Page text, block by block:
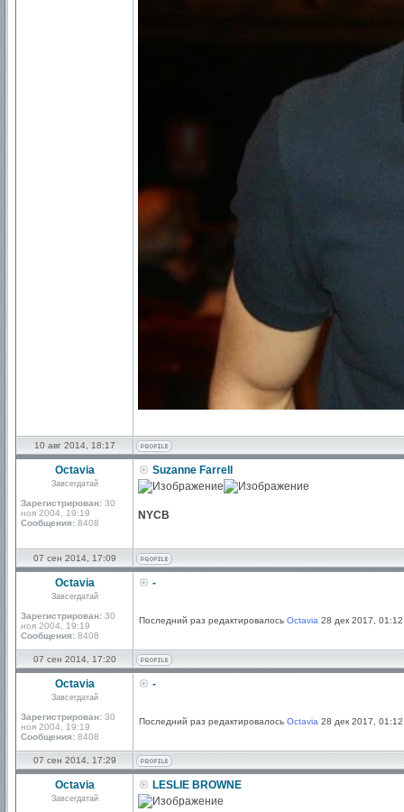
10 авг 2014, 18:17
Octavia
Завсегдатай
Зарегистрирован: 30
ноя 2004, 19:19
Сообщения: 8408
Suzanne Farrell
NYCB
07 сен 2014, 17:09
Octavia
Завсегдатай
Зарегистрирован: 30
ноя 2004, 19:19
Сообщения: 8408
-
Последний раз редактировалось Octavia 28 дек 2017,
07 сен 2014, 17:20
Octavia
Завсегдатай
Зарегистрирован: 30
ноя 2004, 19:19
Сообщения: 8408
-
Последний раз редактировалось Octavia 28 дек 2017,
07 сен 2014, 17:29
Octavia
Завсегдатай
LESLIE BROWNE